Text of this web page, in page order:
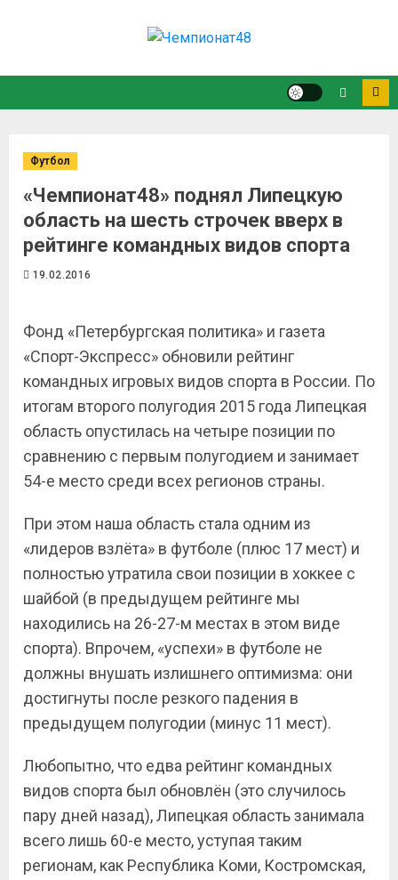
Футбол
«Чемпионат48» поднял Липецкую
область на шесть строчек вверх в
рейтинге командных видов спорта
19.02.2016
Фонд «Петербургская политика» и газета
«Спорт-Экспресс» обновили рейтинг
командных игровых видов спорта в России. По
итогам второго полугодия 2015 года Липецкая
область опустилась на четыре позиции по
сравнению с первым полугодием и занимает
54-е место среди всех регионов страны.
При этом наша область стала одним из
«лидеров взлёта» в футболе (плюс 17 мест) и
полностью утратила свои позиции в хоккее с
шайбой (в предыдущем рейтинге мы
находились на 26-27-м местах в этом виде
спорта). Впрочем, «успехи» в футболе не
должны внушать излишнего оптимизма: они
достигнуты после резкого падения в
предыдущем полугодии (минус 11 мест).
Любопытно, что едва рейтинг командных
видов спорта был обновлён (это случилось
пару дней назад), Липецкая область занимала
всего лишь 60-е место, уступая таким
регионам, как Республика Коми, Костромская,